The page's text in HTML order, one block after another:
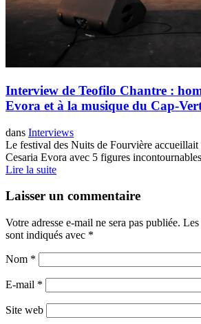
Interview de Teofilo Chantre :
Evora et à la musique du Cap-
dans Interviews
Le festival des Nuits de Fourvière accueillait
Cesaria Evora avec 5 figures
Lire la suite
Laisser un commentaire
Votre adresse e-mail ne sera pas publiée. Les
sont indiqués avec *
Nom *
E-mail *
Site web